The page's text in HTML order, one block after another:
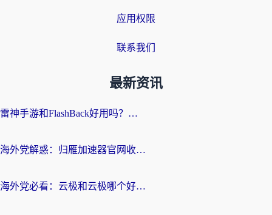
应用权限
联系我们
最新资讯
雷神手游和FlashBack好用吗？海外党亲测指南，避开破解版坑轻松访问国内资源
海外党解惑：归雁加速器官网收费吗？+3个回国加速问题的真实答案
海外党必看：云极和云极哪个好？3分钟选对回国加速器，无缝访问国内资源